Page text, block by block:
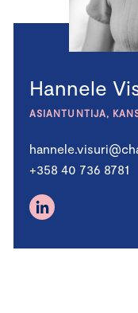
Hannele
ASIANTUNTIJA,
+358 40 736 8781